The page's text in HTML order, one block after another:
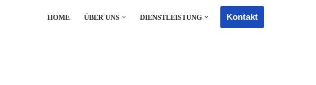
HOME ÜBER UNS DIENSTLEISTUNG Kontakt